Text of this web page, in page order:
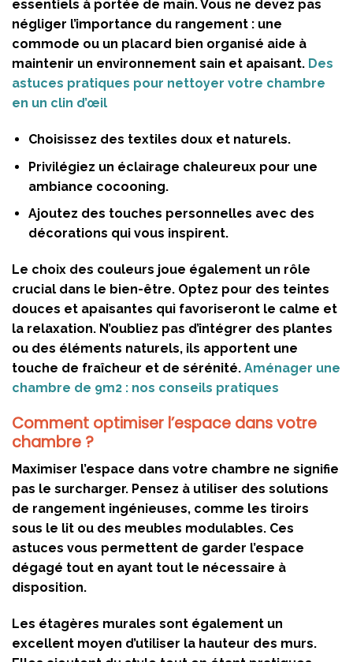
essentiels à portée de main. Vous ne devez pas
négliger l’importance du rangement : une
commode ou un placard bien organisé aide à
maintenir un environnement sain et apaisant. Des
astuces pratiques pour nettoyer votre chambre
en un clin d’œil
Choisissez des textiles doux et naturels.
Privilégiez un éclairage chaleureux pour une
ambiance cocooning.
Ajoutez des touches personnelles avec des
décorations qui vous inspirent.
Le choix des couleurs joue également un rôle
crucial dans le bien-être. Optez pour des teintes
douces et apaisantes qui favoriseront le calme et
la relaxation. N’oubliez pas d’intégrer des plantes
ou des éléments naturels, ils apportent une
touche de fraîcheur et de sérénité. Aménager une
chambre de 9m2 : nos conseils pratiques
Comment optimiser l’espace dans votre
chambre ?
Maximiser l’espace dans votre chambre ne signifie
pas le surcharger. Pensez à utiliser des solutions
de rangement ingénieuses, comme les tiroirs
sous le lit ou des meubles modulables. Ces
astuces vous permettent de garder l’espace
dégagé tout en ayant tout le nécessaire à
disposition.
Les étagères murales sont également un
excellent moyen d’utiliser la hauteur des murs.